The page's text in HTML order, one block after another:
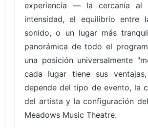
experiencia — la cercanía
intensidad, el equilibrio entre
sonido, o un lugar más
panorámica de todo el
una posición universalmente
cada lugar tiene sus
depende del tipo de evento, la
del artista y la configuración
Meadows Music Theatre.